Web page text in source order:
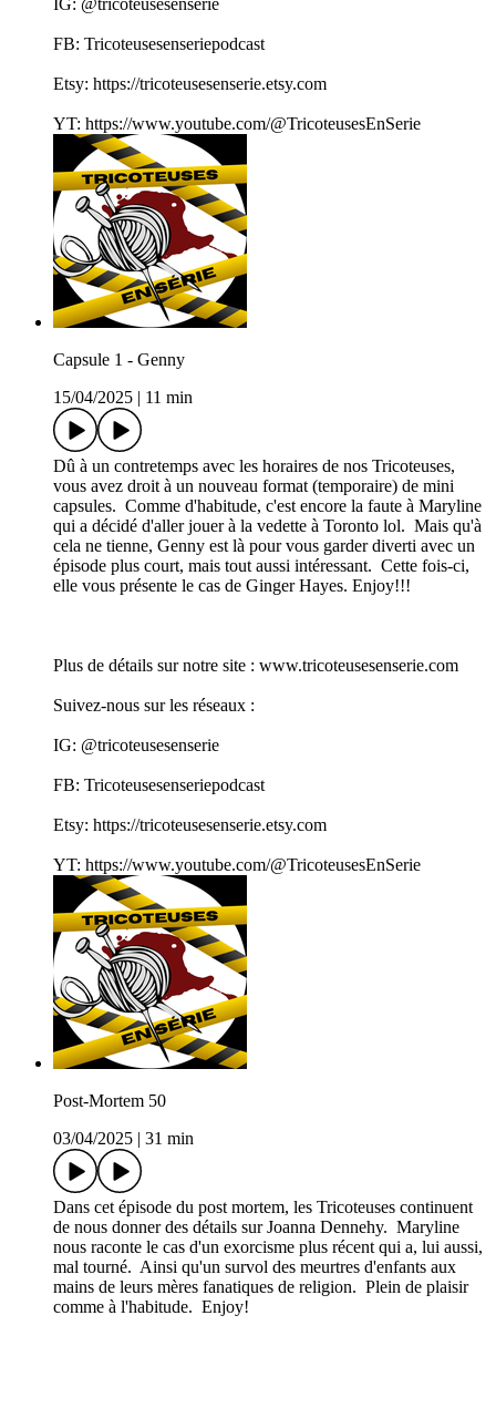
IG: @tricoteusesenserie
FB: Tricoteusesenseriepodcast
Etsy: https://tricoteusesenserie.etsy.com
YT: https://www.youtube.com/@TricoteusesEnSerie
Capsule 1 - Genny
15/04/2025
11 min
Dû à un contretemps avec les horaires de nos Tricoteuses,
vous avez droit à un nouveau format (temporaire) de mini
capsules. Comme d'habitude, c'est encore la faute à Maryline
qui a décidé d'aller jouer à la vedette à Toronto lol. Mais qu'à
cela ne tienne, Genny est là pour vous garder diverti avec un
épisode plus court, mais tout aussi intéressant. Cette fois-ci,
elle vous présente le cas de Ginger Hayes. Enjoy!!!
Plus de détails sur notre site : www.tricoteusesenserie.com
Suivez-nous sur les réseaux :
IG: @tricoteusesenserie
FB: Tricoteusesenseriepodcast
Etsy: https://tricoteusesenserie.etsy.com
YT: https://www.youtube.com/@TricoteusesEnSerie
Post-Mortem 50
03/04/2025
31 min
Dans cet épisode du post mortem, les Tricoteuses continuent
de nous donner des détails sur Joanna Dennehy. Maryline
nous raconte le cas d'un exorcisme plus récent qui a, lui aussi,
mal tourné. Ainsi qu'un survol des meurtres d'enfants aux
mains de leurs mères fanatiques de religion. Plein de plaisir
comme à l'habitude. Enjoy!